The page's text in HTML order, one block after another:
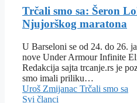
Trčali smo sa: Šeron
Njujorškog maratona
U Barseloni se od 24. do 26.
nove Under Armour Infinite
Redakcija sajta trcanje.rs je
smo imali priliku…
Uroš Zmijanac Trčali smo sa
Svi članci